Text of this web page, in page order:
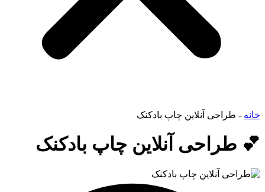
خانه - طراحی آنلاین چاپ بادکنک
💕 طراحی آنلاین چاپ بادکنک